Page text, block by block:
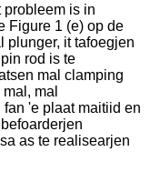
probleem is in
Figure 1 (e) op de
plunger, it tafoegjen
rod is te
mal clamping
mal
'e plaat maitiid en
as te realisearjen